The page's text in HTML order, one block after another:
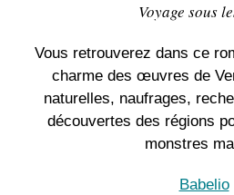
Voyage sous
Vous retrouverez dans ce
charme des œuvres de
naturelles, naufrages,
découvertes des régions
monstres
Babelio